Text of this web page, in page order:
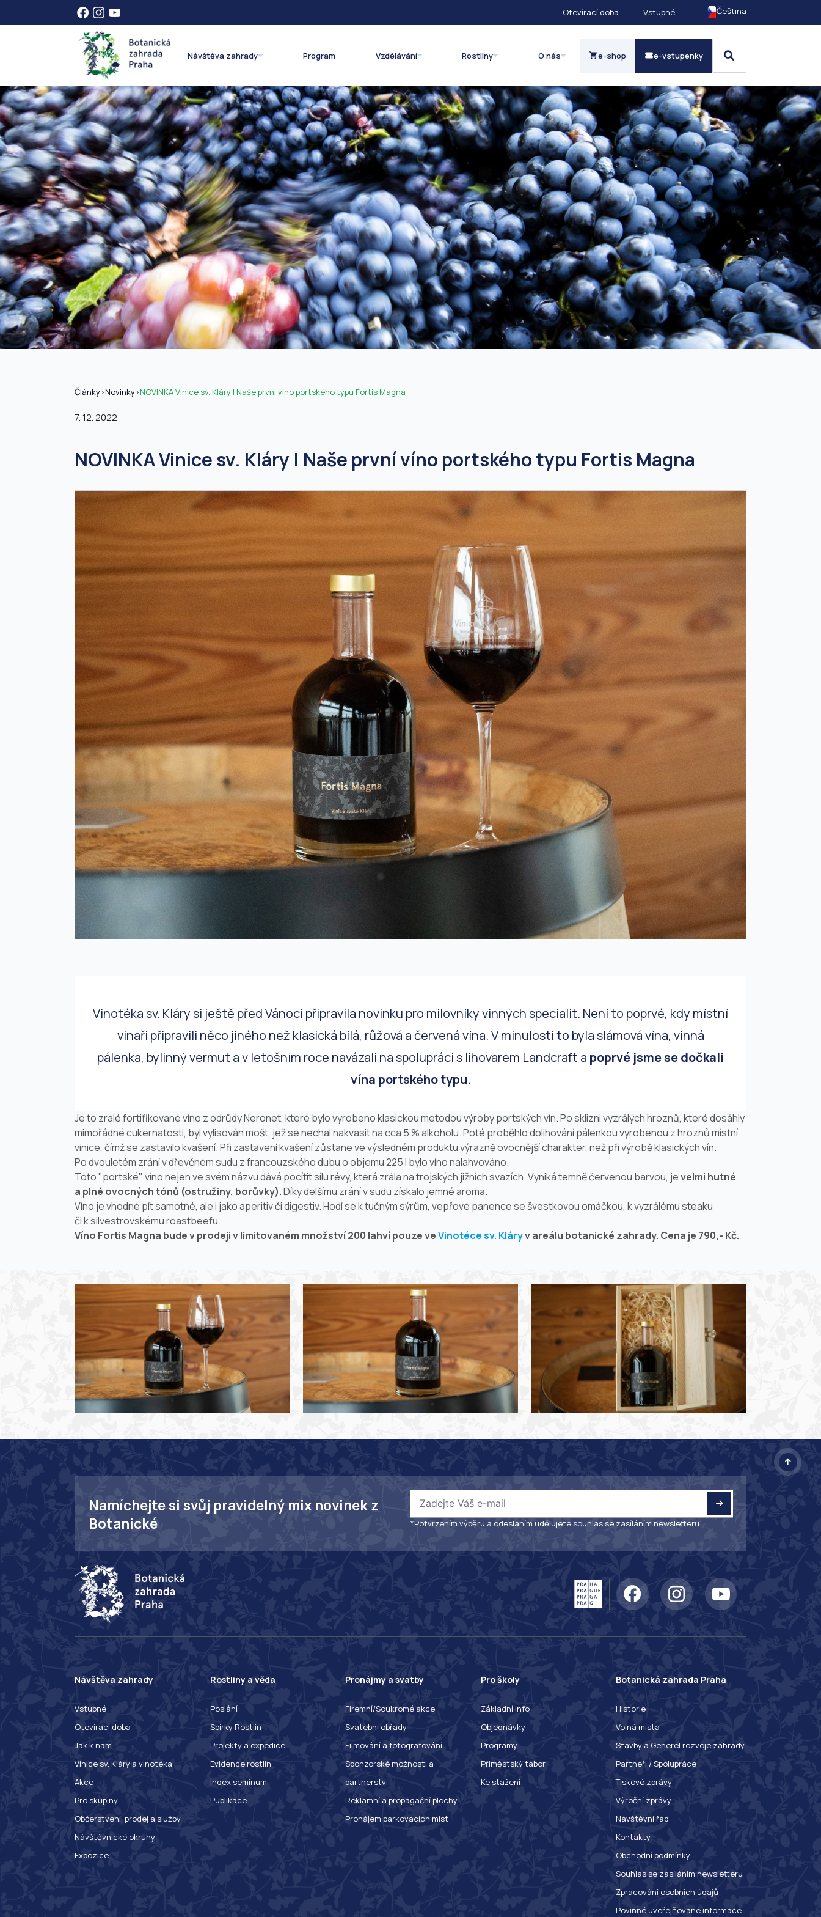
Otevírací doba Vstupné Čeština
Návštěva zahrady Program Vzdělávání Rostliny O nás e-shop e-vstupenky
Články>Novinky>NOVINKA Vinice sv. Kláry | Naše první víno portského typu Fortis Magna
7. 12. 2022
NOVINKA Vinice sv. Kláry | Naše první víno portského typu Fortis Magna
Vinotéka sv. Kláry si ještě před Vánoci připravila novinku pro milovníky vinných specialit. Není to poprvé, kdy místní
vinaři připravili něco jiného než klasická bílá, růžová a červená vína. V minulosti to byla slámová vína, vinná
pálenka, bylinný vermut a v letošním roce navázali na spolupráci s lihovarem Landcraft a poprvé jsme se dočkali
vína portského typu.
Je to zralé fortifikované víno z odrůdy Neronet, které bylo vyrobeno klasickou metodou výrobyportských vín. Po sklizni vyzrálých hroznů, které dosáhly
mimořádné cukernatosti, byl vylisován mošt, jež se nechal nakvasit na cca 5 % alkoholu. Poté proběhlo dolihování pálenkou vyrobenou z hroznů místní
vinice, čímž se zastavilo kvašení. Při zastavení kvašení zůstane ve výsledném produktu výrazně ovocnější charakter, než při výrobě klasických vín.
Po dvouletém zrání v dřevěném sudu z francouzského dubu o objemu 225 l bylo víno nalahvováno.
Toto "portské" víno nejen ve svém názvu dává pocítit sílu révy, která zrála na trojských jižních svazích. Vyniká temně červenou barvou, jevelmi hutné
a plné ovocných tónů (ostružiny, borůvky). Díky delšímu zrání v sudu získalo jemné aroma.
Víno je vhodné pít samotné, ale i jako aperitiv či digestiv. Hodí se k tučným sýrům, vepřové panence se švestkovou omáčkou, k vyzrálému steaku
či k silvestrovskému roastbeefu.
Víno Fortis Magna bude v prodeji v limitovaném množství 200 lahví pouze veVinotéce sv. Kláryv areálu botanické zahrady. Cena je 790,- Kč.
Namíchejte si svůj pravidelný mix novinek z
Botanické
*Potvrzením výběru a odesláním udělujete souhlas se zasíláním newsletteru.
Návštěva zahrady
Vstupné
Otevírací doba
Jak k nám
Vinice sv. Kláry a vinotéka
Akce
Pro skupiny
Občerstvení, prodej a služby
Návštěvnické okruhy
Expozice
Rostliny a věda
Poslání
Sbírky Rostlin
Projekty a expedice
Evidence rostlin
Index seminum
Publikace
Pronájmy a svatby
Firemní/Soukromé akce
Svatební obřady
Filmování a fotografování
Sponzorské možnosti a
partnerství
Reklamní a propagační plochy
Pronájem parkovacích míst
Pro školy
Základní info
Objednávky
Programy
Příměstský tábor
Ke stažení
Botanická zahrada Praha
Historie
Volná místa
Stavby a Generel rozvoje zahrady
Partneři / Spolupráce
Tiskové zprávy
Výroční zprávy
Návštěvní řád
Kontakty
Obchodní podmínky
Souhlas se zasíláním newsletteru
Zpracování osobních údajů
Povinné uveřejňované informace